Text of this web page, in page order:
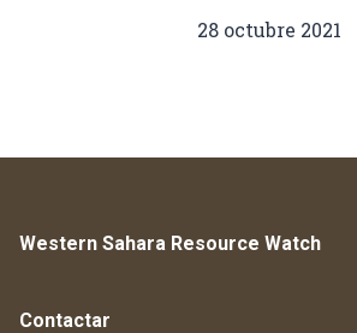
28 octubre 2021
Western Sahara Resource Watch
Contactar